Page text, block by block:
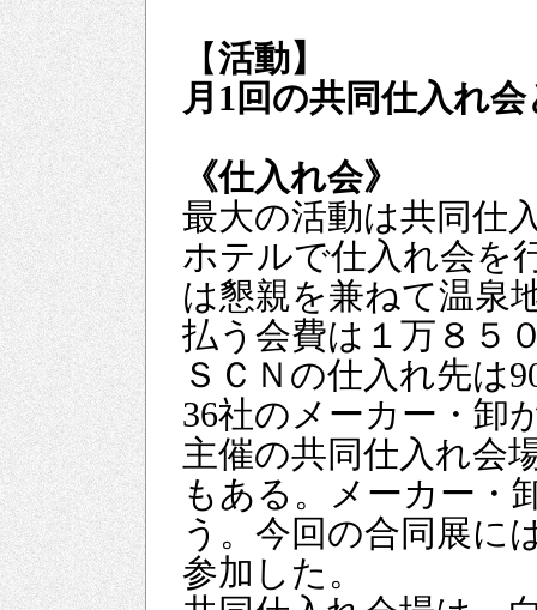
【活動】
月1回の共同仕入れ
《仕入れ会》
最大の活動は共同仕
ホテルで仕入れ会を
は懇親を兼ねて温泉
払う会費は１万８５
ＳＣＮの仕入れ先は
36社のメーカー・卸
主催の共同仕入れ会
もある。メーカー・
う。今回の合同展に
参加した。